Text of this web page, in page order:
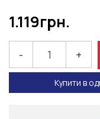
1.119грн.
- +
Купити в